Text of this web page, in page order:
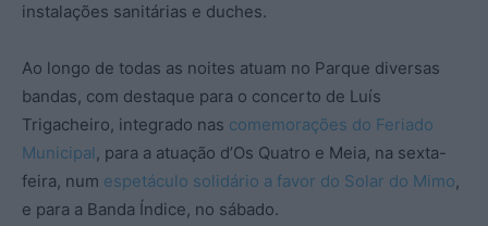
instalações sanitárias e duches.
Ao longo de todas as noites atuam no Parque diversas
bandas, com destaque para o concerto de Luís
Trigacheiro, integrado nas comemorações do Feriado
Municipal, para a atuação d’Os Quatro e Meia, na sexta-
feira, num espetáculo solidário a favor do Solar do Mimo,
e para a Banda Índice, no sábado.